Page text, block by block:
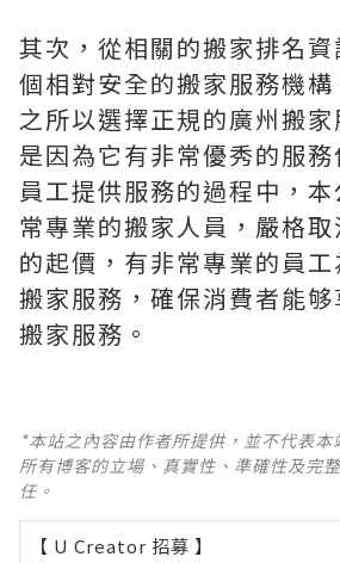
其次，從相關的搬家排名
個相對安全的搬家服務機
之所以選擇正規的廣州搬
是因為它有非常優秀的服
員工提供服務的過程中，
常專業的搬家人員，嚴格
的起價，有非常專業的員
搬家服務，確保消費者能
搬家服務。
*本站之內容由作者所提供，並不代表
所有博客的立場、真實性、準確性及完
任。
【 U Creator 招募 】